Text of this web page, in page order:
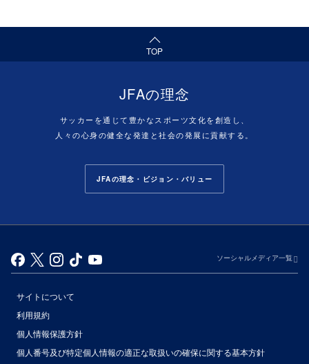
TOP
（ページの先頭へ）
JFAの理念
サッカーを通じて豊かなスポーツ文化を創造し、
人々の心身の健全な発達と社会の発展に貢献する。
JFAの理念・ビジョン・バリュー
ソーシャルメディア一覧
サイトについて
利用規約
個人情報保護方針
個人番号及び特定個人情報の適正な取扱いの確保に関する基本方針